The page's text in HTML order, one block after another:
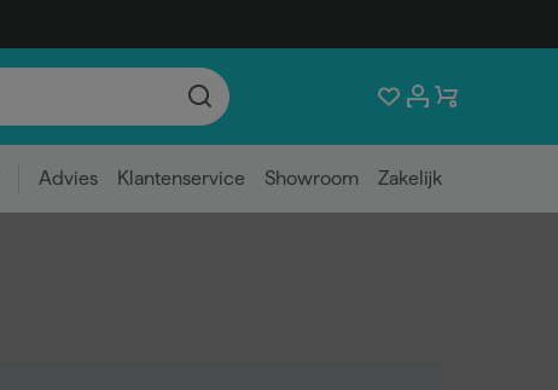
Advies Klantenservice Showroom Zakelijk